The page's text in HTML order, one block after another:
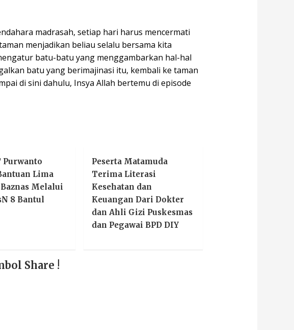
madrasah, setiap hari harus mencermati
menjadikan beliau selalu bersama kita
batu-batu yang menggambarkan hal-hal
batu yang berimajinasi itu, kembali ke taman
di sini dahulu, Insya Allah bertemu di episode
Purwanto
Lima
Melalui
8 Bantul
Peserta Matamuda
Terima Literasi
Kesehatan dan
Keuangan Dari Dokter
dan Ahli Gizi Puskesmas
dan Pegawai BPD DIY
Share !